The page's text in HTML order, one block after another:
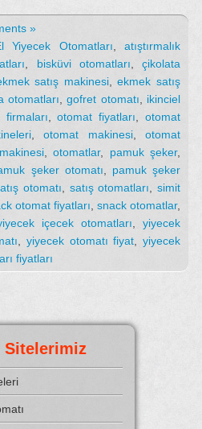
»
Yiyecek Otomatları
atıştırmalık
bisküvi otomatları ,çikolata
satış makinesi,ekmek satış
otomatları ,gofret otomatı
ikinciel
firmaları ,otomat fiyatları ,otomat
,otomat makinesi,otomat
,otomatlar, pamuk şeker,
şeker otomatı
pamuk şeker
otomatı satış otomatları ,simit
otomat fiyatları snack otomatlar,
içecek otomatları ,yiyecek
yiyecek otomatı fiyat ,yiyecek
fiyatları
Sitelerimiz